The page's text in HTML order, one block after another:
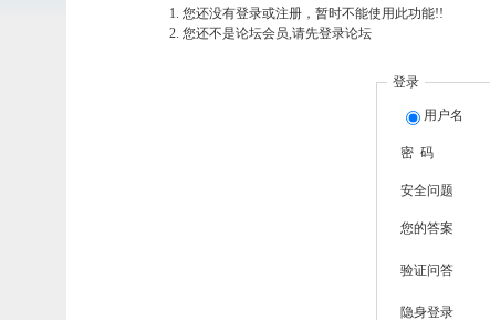
您还没有登录或注册，暂时不能使用此功能!!
您还不是论坛会员,请先登录论坛
登录
用户名
密 码
安全问题
您的答案
验证问答
隐身登录